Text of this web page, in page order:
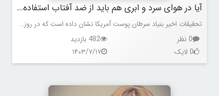
آیا در هوای سرد و ابری هم باید از ضد آفتاب استفاده کنیم؟
تحقیقات اخیر بنیاد سرطان پوست آمریکا نشان داده است که در روزهای ابری و سرد، همچنان 80٪ از اشعه‌‌های مضر آفتاب از طریق ابرها عبور کرده و به پوست آسیب می‌رسانند.
0 نظر
482 بازدید
0 لایک
۱۴۰۳/۷/۱۷